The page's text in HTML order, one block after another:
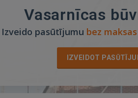
Vasarnīcas
Izveido pasūtījumu bez maksas
IZVEIDOT